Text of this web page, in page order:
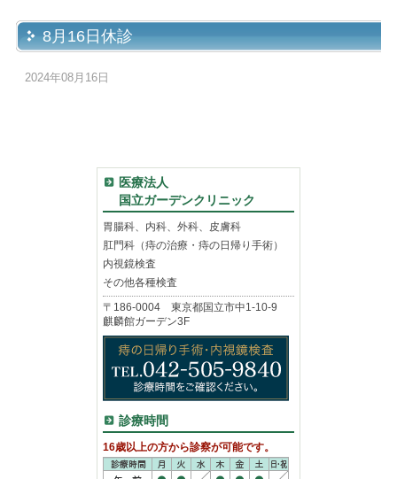
8月16日休診
2024年08月16日
医療法人
国立ガーデンクリニック
胃腸科、内科、外科、皮膚科
肛門科（痔の治療・痔の日帰り手術）
内視鏡検査
その他各種検査
〒186-0004 東京都国立市中1-10-9
麒麟館ガーデン3F
診療時間
16歳以上の方から診察が可能です。